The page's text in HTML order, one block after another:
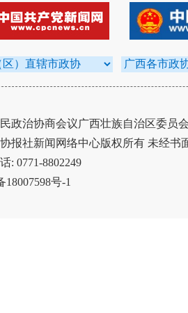
政治协商会议广西壮族自治区委员
报社新闻网络中心版权所有 未经书
: 0771-8802249
18007598号-1